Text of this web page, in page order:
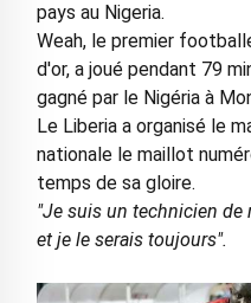
pays au Nigeria.
Weah, le premier
d'or, a joué pendant 79
gagné par le Nigéria à
Le Liberia a organisé le
nationale le maillot
temps de sa gloire.
"Je suis un technicien de
et je le serais toujours".